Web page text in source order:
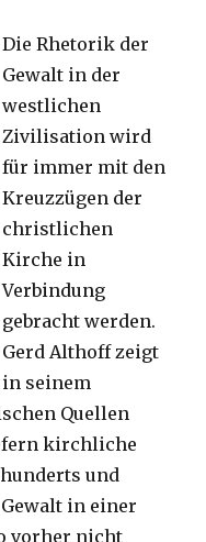
Die Rhetorik der
Gewalt in der
westlichen
Zivilisation wird
für immer mit den
Kreuzzügen der
christlichen
Kirche in
Verbindung
gebracht werden.
Gerd Althoff zeigt
in seinem
Quellen
kirchliche
und
in einer
vorher nicht